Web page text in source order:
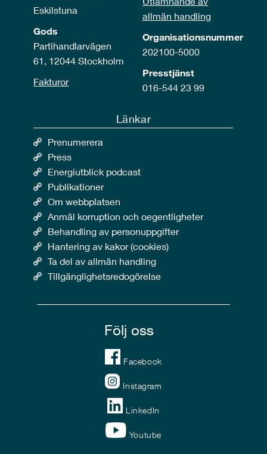
Eskilstuna
Gods
Partihandlarvägen
61, 12044 Stockholm
Fakturor
allmän handling
Organisationsnummer
202100-5000
Presstjänst
016-544 23 99
Länkar
Prenumerera
Press
Energiutblick podcast
Publikationer
Om webbplatsen
Anmäl korruption och oegentligheter
Behandling av personuppgifter
Hantering av kakor (cookies)
Ta del av allmän handling
Tillgänglighetsredogörelse
Följ oss
Facebook
Instagram
LinkedIn
Youtube